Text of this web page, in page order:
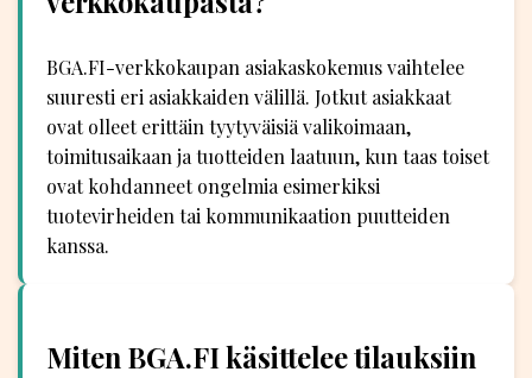
BGA.FI-verkkokaupan asiakaskokemus vaihtelee
suuresti eri asiakkaiden välillä. Jotkut asiakkaat
ovat olleet erittäin tyytyväisiä valikoimaan,
toimitusaikaan ja tuotteiden laatuun, kun taas toiset
ovat kohdanneet ongelmia esimerkiksi
tuotevirheiden tai kommunikaation puutteiden
kanssa.
Miten BGA.FI käsittelee tilauksiin